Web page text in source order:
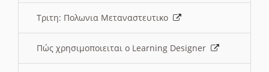
Τριτη: Πολωνια Μεταναστευτικο
Πώς χρησιμοποιειται ο Learning Designer